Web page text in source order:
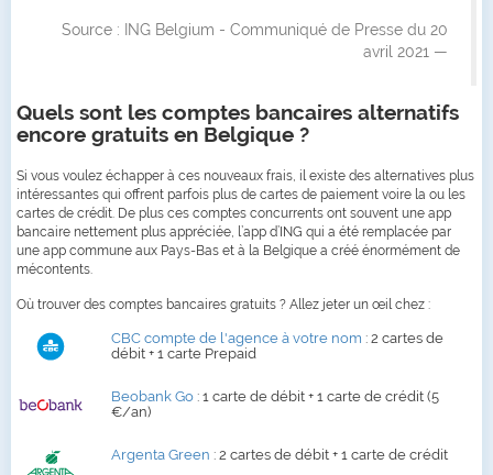
Source : ING Belgium - Communiqué de Presse du 20
avril 2021
Quels sont les comptes bancaires alternatifs
encore gratuits en Belgique ?
Si vous voulez échapper à ces nouveaux frais, il existe des alternatives plus
intéressantes qui offrent parfois plus de cartes de paiement voire la ou les
cartes de crédit. De plus ces comptes concurrents ont souvent une app
bancaire nettement plus appréciée, l’app d’ING qui a été remplacée par
une app commune aux Pays-Bas et à la Belgique a créé énormément de
mécontents.
Où trouver des comptes bancaires gratuits ? Allez jeter un œil chez :
CBC compte de l'agence à votre nom : 2 cartes de
débit + 1 carte Prepaid
Beobank Go : 1 carte de débit + 1 carte de crédit (5
€/an)
Argenta Green : 2 cartes de débit + 1 carte de crédit